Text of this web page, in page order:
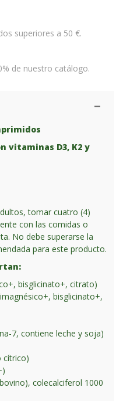
superiores a 50 €.
de nuestro catálogo.
vitaminas D3, K2 y
tomar cuatro (4)
con las comidas o
No debe superarse la
para este producto.
bisglicinato+, citrato)
bisglicinato+,
7, contiene leche y soja)
cítrico)
colecalciferol 1000